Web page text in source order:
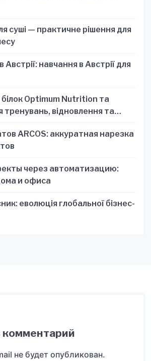
суші — практичне рішення для
Австрії: навчання в Австрії для
Optimum Nutrition та
відновлення та
ARCOS: аккуратная нарезка
через автоматизацию:
и офиса
еволюція глобальної бізнес-
комментарий
не будет опубликован.